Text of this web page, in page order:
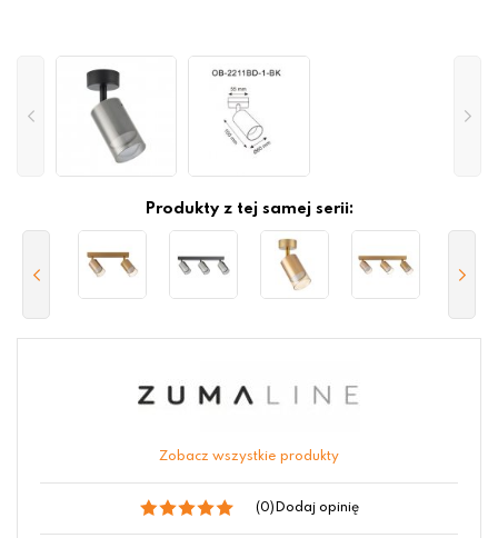
Produkty z tej samej serii:
Zobacz wszystkie produkty
(0) Dodaj opinię